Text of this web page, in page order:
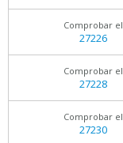
Comprobar el
27226
Comprobar el
27228
Comprobar el
27230